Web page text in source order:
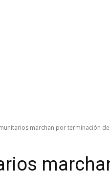
marchan por terminación